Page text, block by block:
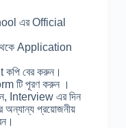
এর Official
Application
বের করুন।
টি পূরণ করুন ।
Interview এর দিন
প্রয়োজনীয়